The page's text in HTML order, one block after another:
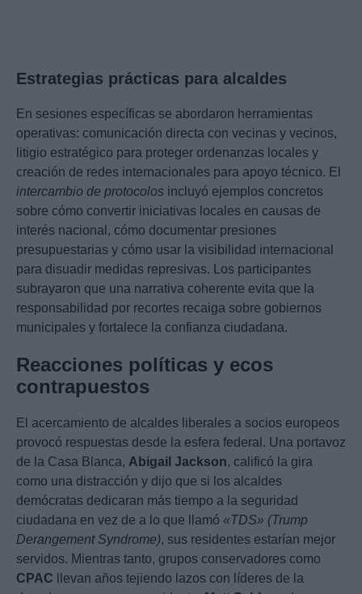
Estrategias prácticas para alcaldes
En sesiones específicas se abordaron herramientas
operativas: comunicación directa con vecinas y vecinos,
litigio estratégico para proteger ordenanzas locales y
creación de redes internacionales para apoyo técnico. El
intercambio de protocolos incluyó ejemplos concretos
sobre cómo convertir iniciativas locales en causas de
interés nacional, cómo documentar presiones
presupuestarias y cómo usar la visibilidad internacional
para disuadir medidas represivas. Los participantes
subrayaron que una narrativa coherente evita que la
responsabilidad por recortes recaiga sobre gobiernos
municipales y fortalece la confianza ciudadana.
Reacciones políticas y ecos
contrapuestos
El acercamiento de alcaldes liberales a socios europeos
provocó respuestas desde la esfera federal. Una portavoz
de la Casa Blanca, Abigail Jackson, calificó la gira
como una distracción y dijo que si los alcaldes
demócratas dedicaran más tiempo a la seguridad
ciudadana en vez de a lo que llamó «TDS» (Trump
Derangement Syndrome), sus residentes estarían mejor
servidos. Mientras tanto, grupos conservadores como
CPAC llevan años tejiendo lazos con líderes de la